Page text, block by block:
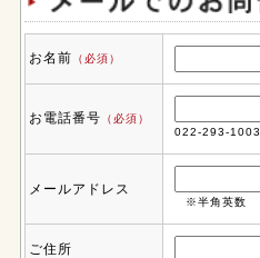
お名前 （必須）
お電話番号 （必須）
022-293-1003
メールアドレス
※半角英数
ご住所